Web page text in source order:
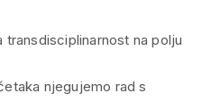
na polju
njegujemo rad s